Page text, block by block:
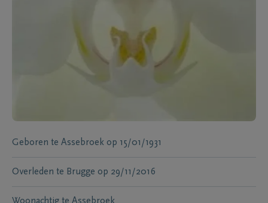
Geboren te Assebroek op 15/01/1931
Overleden te Brugge op 29/11/2016